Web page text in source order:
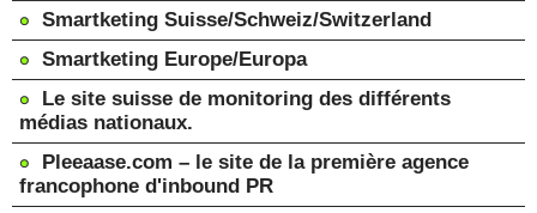
Smartketing Suisse/Schweiz/Switzerland
Smartketing Europe/Europa
Le site suisse de monitoring des différents
médias nationaux.
Pleeaase.com – le site de la première agence
francophone d'inbound PR